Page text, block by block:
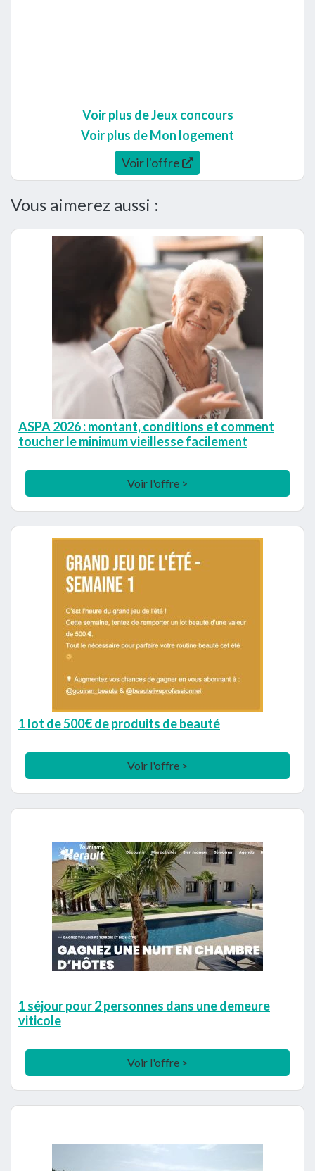
Voir plus de Jeux concours
Voir plus de Mon logement
Voir l'offre
Vous aimerez aussi :
ASPA 2026 : montant, conditions et comment
toucher le minimum vieillesse facilement
Voir l'offre >
1 lot de 500€ de produits de beauté
Voir l'offre >
1 séjour pour 2 personnes dans une demeure
viticole
Voir l'offre >